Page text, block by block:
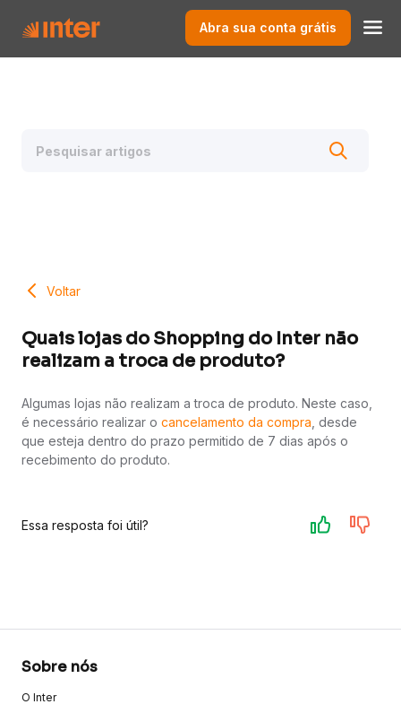
Abra sua conta grátis
Voltar
Quais lojas do Shopping do Inter não
realizam a troca de produto?
Algumas lojas não realizam a troca de produto. Neste caso,
é necessário realizar o cancelamento da compra , desde
que esteja dentro do prazo permitido de 7 dias após o
recebimento do produto.
Essa resposta foi útil?
Sobre nós
O Inter